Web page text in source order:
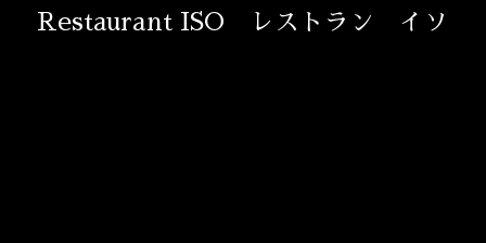
Restaurant ISO レストラン イソ